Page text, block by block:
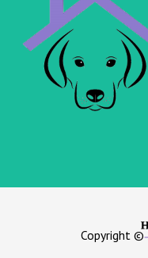
Copyright ©